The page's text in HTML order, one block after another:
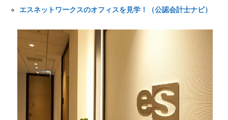
エスネットワークスのオフィスを見学！（公認会計士ナビ）